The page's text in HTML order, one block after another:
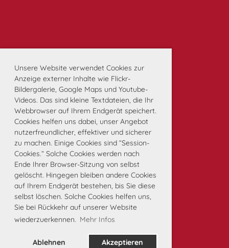
Unsere Website verwendet Cookies zur
Anzeige externer Inhalte wie Flickr-
Bildergalerie, Google Maps und Youtube-
Videos. Das sind kleine Textdateien, die Ihr
Webbrowser auf Ihrem Endgerät speichert.
Cookies helfen uns dabei, unser Angebot
nutzerfreundlicher, effektiver und sicherer
zu machen. Einige Cookies sind “Session-
Cookies.” Solche Cookies werden nach
Ende Ihrer Browser-Sitzung von selbst
gelöscht. Hingegen bleiben andere Cookies
auf Ihrem Endgerät bestehen, bis Sie diese
selbst löschen. Solche Cookies helfen uns,
Sie bei Rückkehr auf unserer Website
wiederzuerkennen. Mehr Infos
Ablehnen Akzeptieren